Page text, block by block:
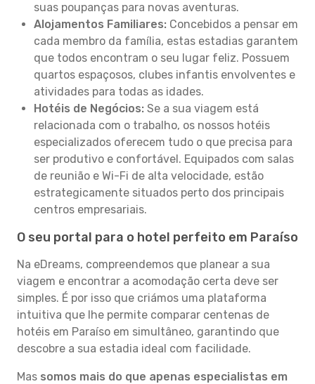
suas poupanças para novas aventuras.
Alojamentos Familiares: Concebidos a pensar em
cada membro da família, estas estadias garantem
que todos encontram o seu lugar feliz. Possuem
quartos espaçosos, clubes infantis envolventes e
atividades para todas as idades.
Hotéis de Negócios: Se a sua viagem está
relacionada com o trabalho, os nossos hotéis
especializados oferecem tudo o que precisa para
ser produtivo e confortável. Equipados com salas
de reunião e Wi-Fi de alta velocidade, estão
estrategicamente situados perto dos principais
centros empresariais.
O seu portal para o hotel perfeito em Paraíso
Na eDreams, compreendemos que planear a sua
viagem e encontrar a acomodação certa deve ser
simples. É por isso que criámos uma plataforma
intuitiva que lhe permite comparar centenas de
hotéis em Paraíso em simultâneo, garantindo que
descobre a sua estadia ideal com facilidade.
Mas somos mais do que apenas especialistas em